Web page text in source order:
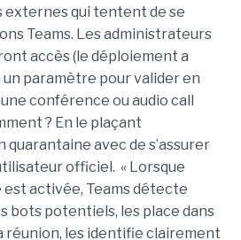
externes qui tentent de se
Teams. Les administrateurs
accès (le déploiement a
un paramètre pour valider en
conférence ou audio call
? En le plaçant
avec de s’assurer
utilisateur officiel. « Lorsque
activée, Teams détecte
bots potentiels, les place dans
réunion, les identifie clairement